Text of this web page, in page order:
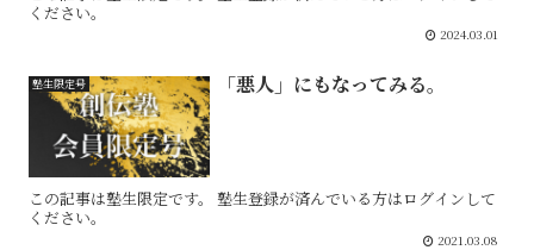
ください。
2024.03.01
塾生限定号 「悪人」にもなってみる。
この記事は塾生限定です。 塾生登録が済んでいる方はログインして
ください。
2021.03.08